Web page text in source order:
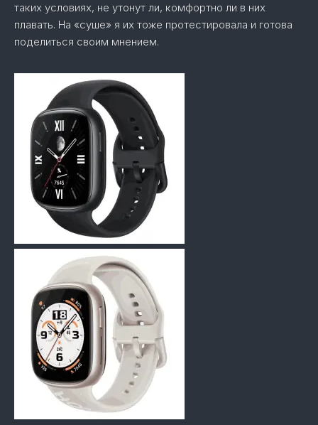
таких условиях, не утонут ли, комфортно ли в них
плавать. На «суше» я их тоже протестировала и готова
поделиться своим мнением.